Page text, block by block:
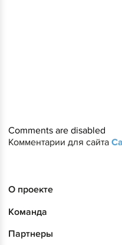
Comments are disabled
Комментарии для сайта
О проекте
Команда
Партнеры